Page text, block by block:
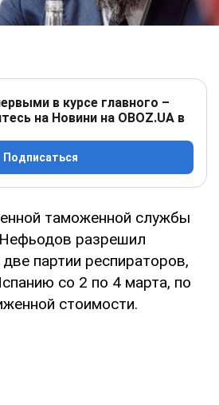
в курсе главного –
на Новини на OBOZ.UA в
Подписаться
таможенной службы
разрешил
партии респираторов,
со 2 по 4 марта, по
стоимости.